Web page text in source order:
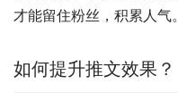
才能留住粉丝，积累人气。
如何提升推文效果？